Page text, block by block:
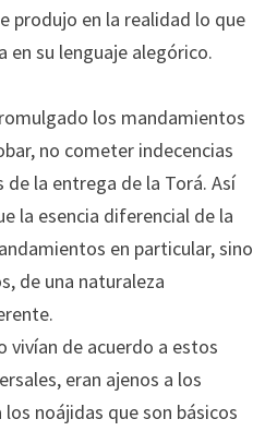
produjo en la realidad lo que
en su lenguaje alegórico.
los mandamientos
no cometer indecencias
la entrega de la Torá. Así
la esencia diferencial de la
en particular, sino
de una naturaleza
vivían de acuerdo a estos
eran ajenos a los
noájidas que son básicos